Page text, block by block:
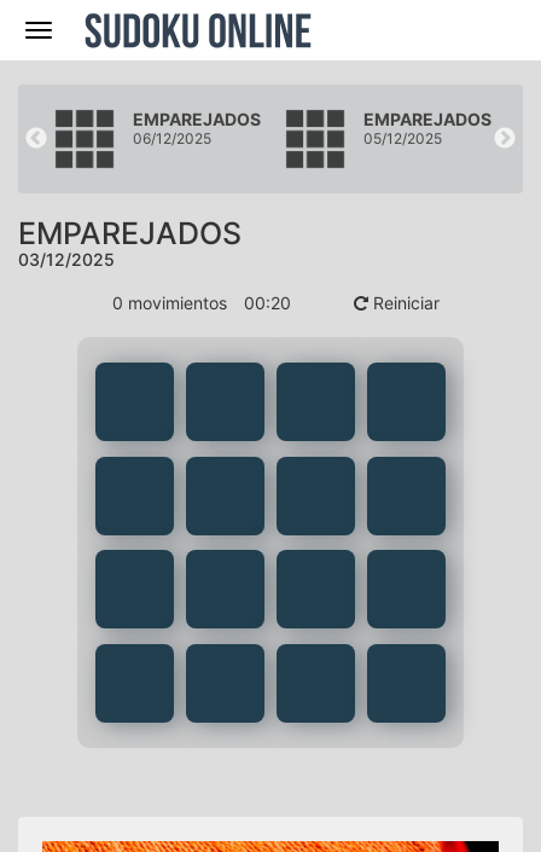
Navegación
EMPAREJADOS
06/12/2025
EMPAREJADOS
05/12/2025
EMPAREJADOS
03/12/2025
0 movimientos 00:21 Reiniciar